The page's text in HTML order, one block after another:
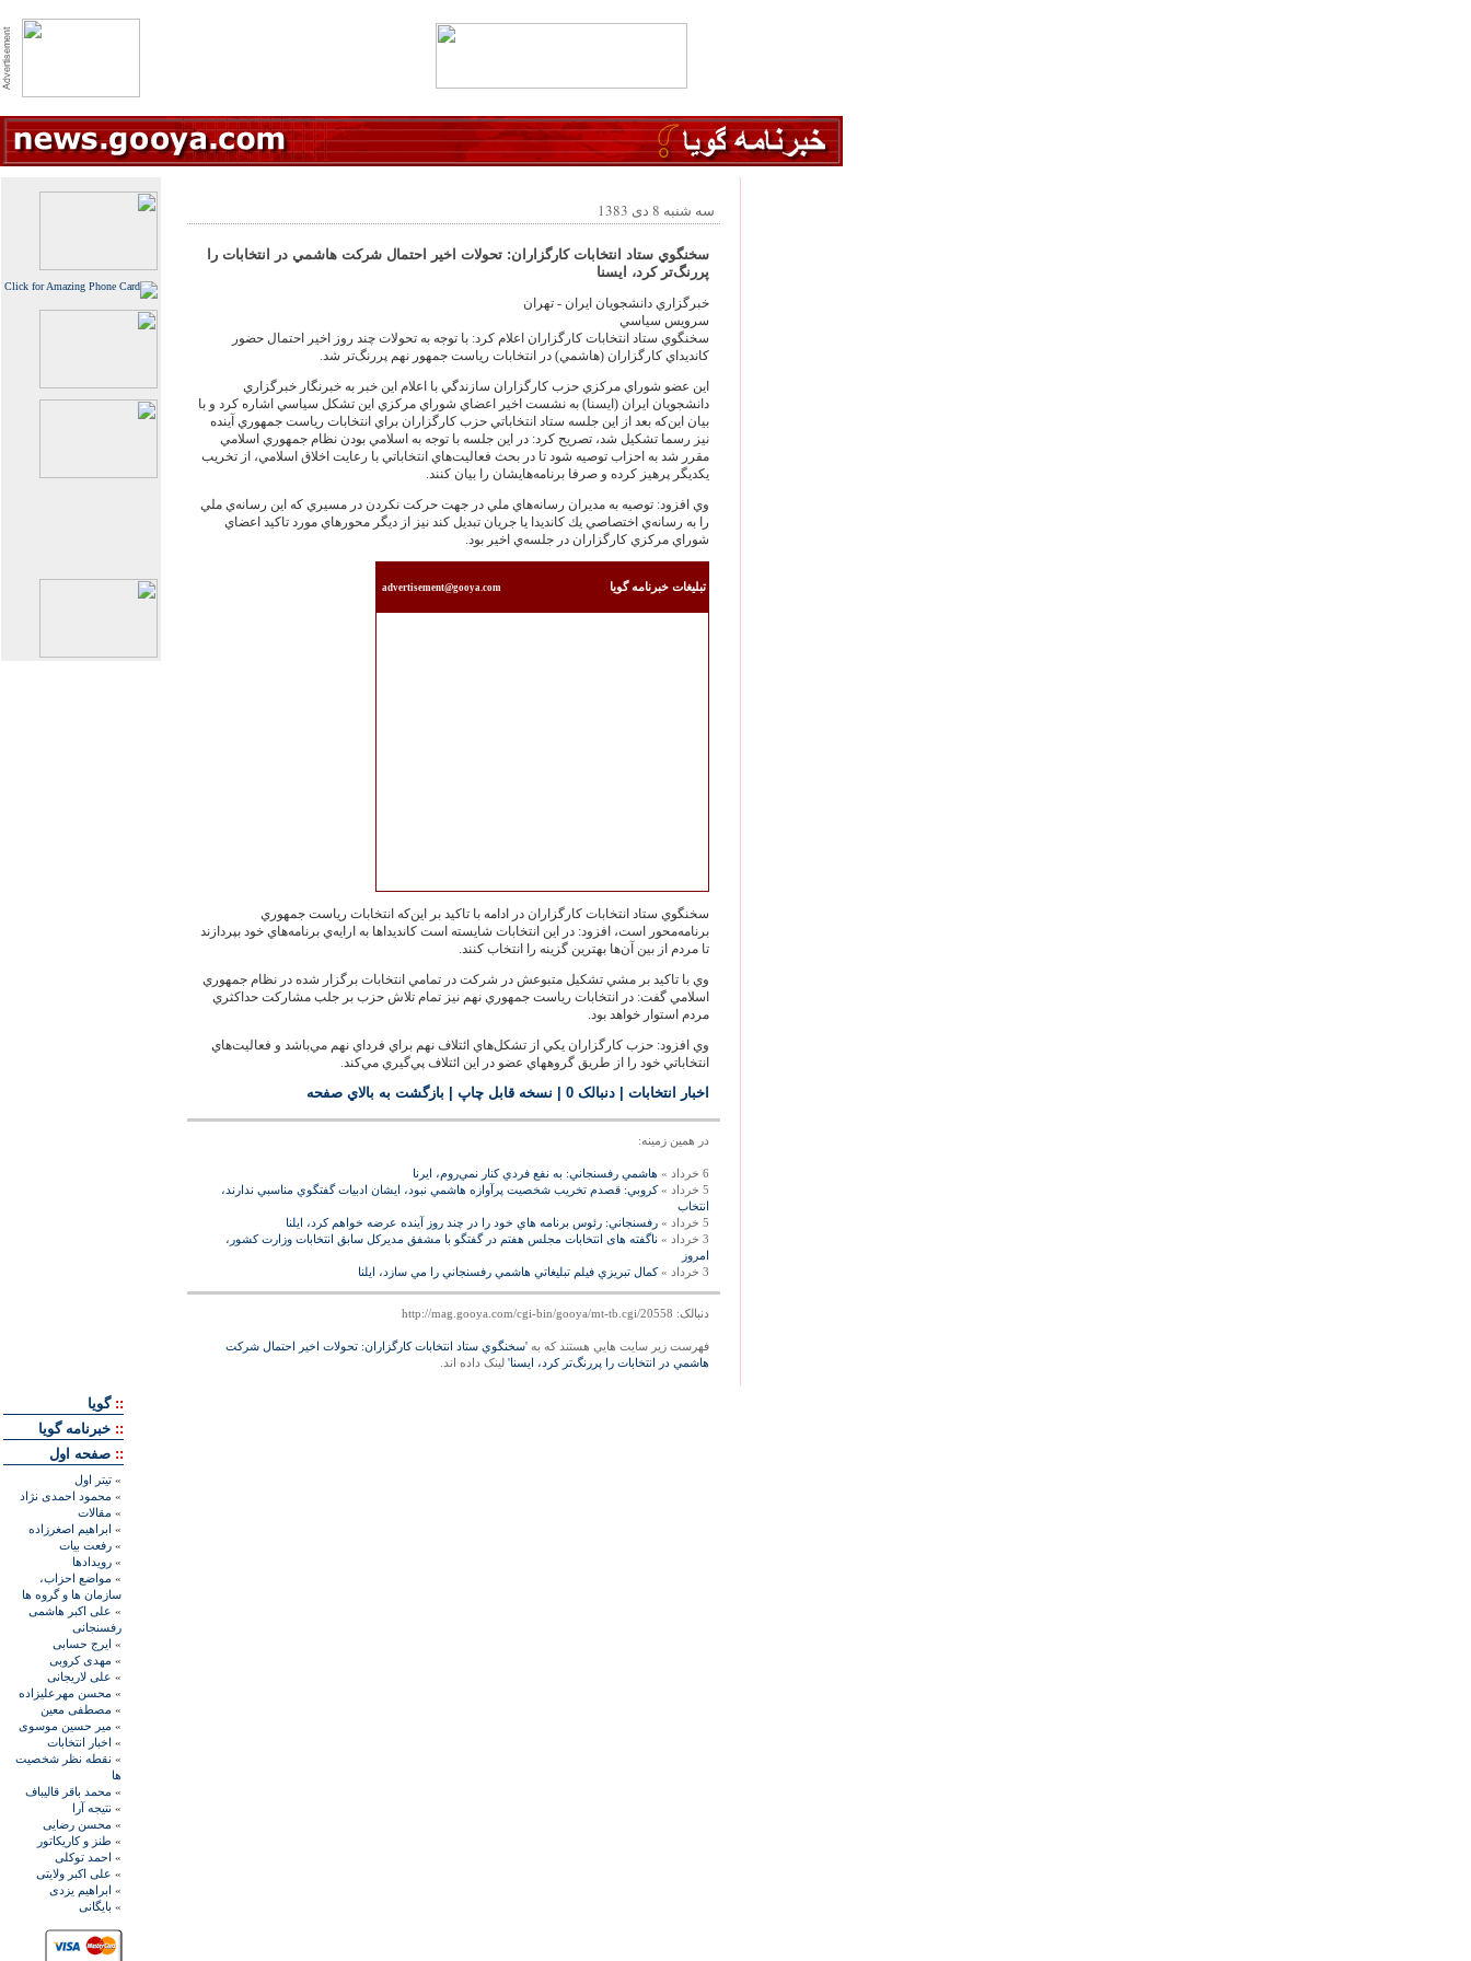
سه شنبه 8 دی 1383
سخنگوي ستاد انتخابات كارگزاران: تحولات اخير احتمال شركت هاشمي در انتخابات را
پررنگ‌تر كرد، ايسنا
خبرگزاري دانشجويان ايران - تهران
سرويس سياسي
سخنگوي ستاد انتخابات كارگزاران اعلام كرد: با توجه به تحولات چند روز اخير احتمال حضور
كانديداي كارگزاران (هاشمي) در انتخابات رياست جمهور نهم پررنگ‌تر شد.
اين عضو شوراي مركزي حزب كارگزاران سازندگي با اعلام اين خبر به خبرنگار خبرگزاري
دانشجويان ايران (ايسنا) به نشست اخير اعضاي شوراي مركزي اين تشكل سياسي اشاره كرد و با
بيان اين‌كه بعد از اين جلسه ستاد انتخاباتي حزب كارگزاران براي انتخابات رياست جمهوري آينده
نيز رسما تشكيل شد، تصريح كرد: در اين جلسه با توجه به اسلامي بودن نظام جمهوري اسلامي
مقرر شد به احزاب توصيه شود تا در بحث فعاليت‌هاي انتخاباتي با رعايت اخلاق اسلامي، از تخريب
يكديگر پرهيز كرده و صرفا برنامه‌هايشان را بيان كنند.
وي افزود: توصيه به مديران رسانه‌هاي ملي در جهت حركت نكردن در مسيري كه اين رسانه‌ي ملي
را به رسانه‌ي اختصاصي يك كانديدا يا جريان تبديل كند نيز از ديگر محورهاي مورد تاكيد اعضاي
شوراي مركزي كارگزاران در جلسه‌ي اخير بود.
تبليغات خبرنامه گويا advertisement@gooya.com
سخنگوي ستاد انتخابات كارگزاران در ادامه با تاكيد بر اين‌كه انتخابات رياست جمهوري
برنامه‌محور است، افزود: در اين انتخابات شايسته است كانديداها به ارايه‌ي برنامه‌هاي خود بپردازند
تا مردم از بين آن‌ها بهترين گزينه را انتخاب كنند.
وي با تاكيد بر مشي تشكيل متبوعش در شركت در تمامي انتخابات‌ برگزار شده در نظام جمهوري
اسلامي گفت: در انتخابات رياست جمهوري نهم نيز تمام تلاش حزب بر جلب مشاركت حداكثري
مردم استوار خواهد بود.
وي افزود: حزب كارگزاران يكي از تشكل‌هاي ائتلاف نهم براي فرداي نهم مي‌باشد و فعاليت‌هاي
انتخاباتي خود را از طريق گروههاي عضو در اين ائتلاف پي‌گيري مي‌كند.
اخبار انتخابات | دنبالک 0 نسخه قابل چاپ بازگشت به بالاي صفحه
در همين زمينه:
6 خرداد »
هاشمي رفسنجاني: به نفع فردي كنار نمي‌روم، ايرنا
5 خرداد »
كروبي: قصدم تخريب شخصيت پرآوازه هاشمي نبود، ايشان ادبيات گفتگوي مناسبي ندارند،
انتخاب
5 خرداد »
رفسنجاني: رئوس برنامه هاي خود را در چند روز آينده عرضه خواهم كرد، ايلنا
3 خرداد »
ناگفته های انتخابات مجلس هفتم در گفتگو با مشفق مدیركل سابق انتخابات وزارت کشور،
امروز
3 خرداد »
كمال تبريزي فيلم تبليغاتي هاشمي رفسنجاني را مي سازد، ايلنا
دنبالک: http://mag.gooya.com/cgi-bin/gooya/mt-tb.cgi/20558
فهرست زير سايت هايي هستند که به 'سخنگوي ستاد انتخابات كارگزاران: تحولات اخير احتمال شركت
هاشمي در انتخابات را پررنگ‌تر كرد، ايسنا' لينک داده اند.
::گويا
:: خبرنامه گويا
:: صفحه اول
» تيتر اول
» محمود احمدی نژاد
» مقالات
» ابراهيم اصغرزاده
» رفعت بیات
» رويدادها
» مواضع احزاب،
سازمان ها و گروه ها
» علی اکبر هاشمی
رفسنجانی
» ايرج حسابی
» مهدی کروبی
» علی لاريجانی
» محسن مهرعليزاده
» مصطفی معين
» مير حسين موسوی
» اخبار انتخابات
» نقطه نظر شخصيت
ها
» محمد باقر قاليباف
» نتيجه آرا
» محسن رضايی
» طنز و کاريکاتور
» احمد توکلی
» علی اکبر ولايتی
» ابراهيم يزدی
» بايگانی